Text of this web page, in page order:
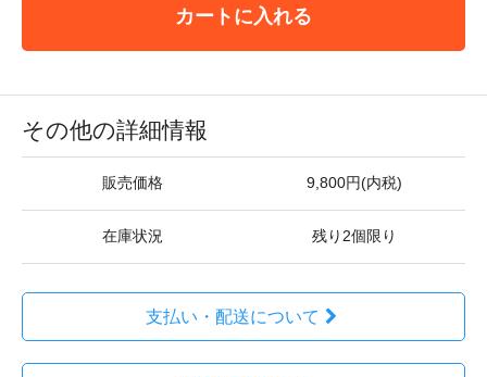
カートに入れる
その他の詳細情報
販売価格 9,800円(内税)
在庫状況 残り2個限り
支払い・配送について